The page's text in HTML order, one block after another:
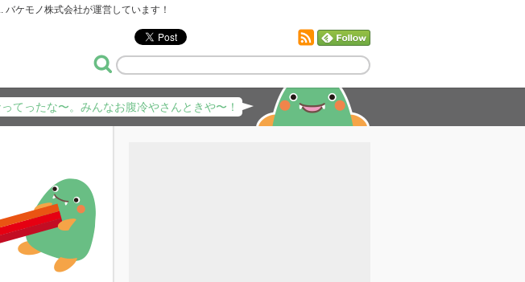
ケモノ株式会社が運営しています！
てったな〜。みんなお腹冷やさんときや〜！